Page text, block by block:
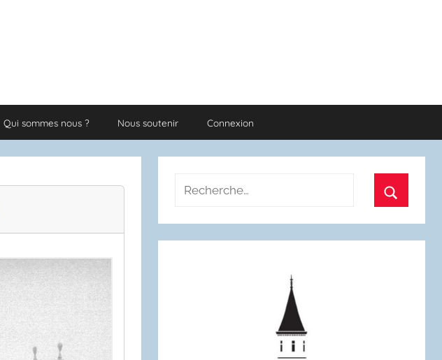
Qui sommes nous ? Nous soutenir Connexion
Recherche
: